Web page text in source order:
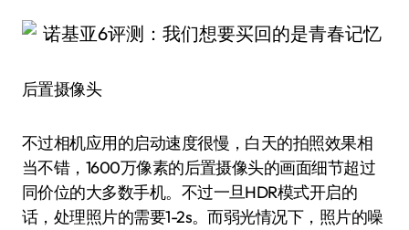
后置摄像头
不过相机应用的启动速度很慢，白天的拍照效果相
当不错，1600万像素的后置摄像头的画面细节超过
同价位的大多数手机。不过一旦HDR模式开启的
话，处理照片的需要1-2s。而弱光情况下，照片的噪